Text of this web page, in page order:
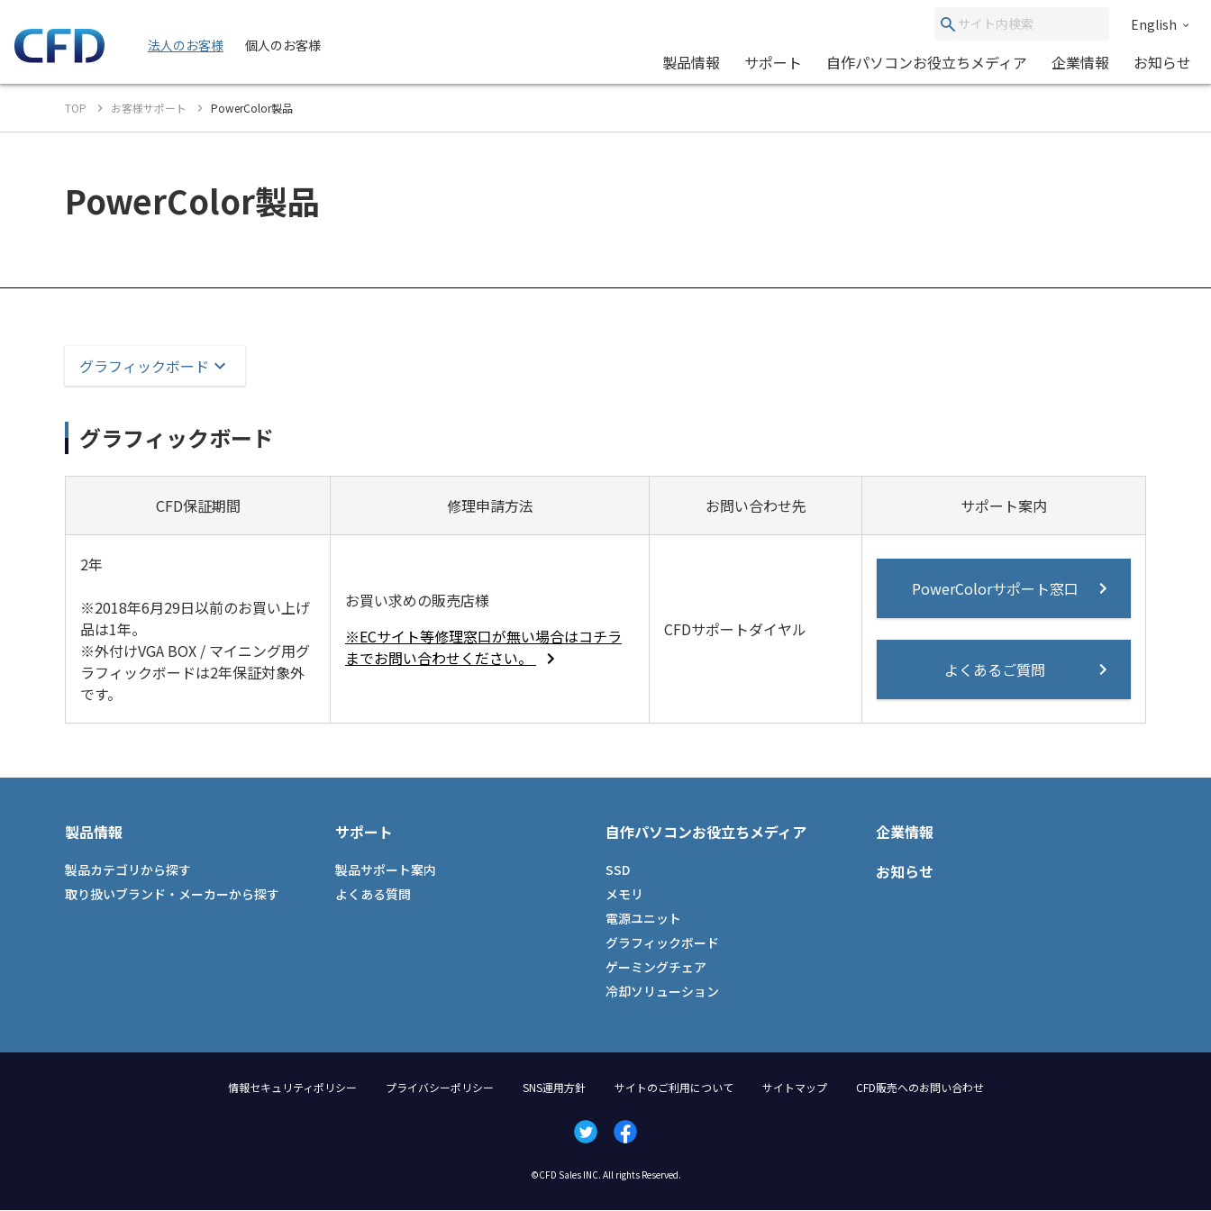
法人のお客様 個人のお客様
English
製品情報 サポート 自作パソコンお役立ちメディア 企業情報 お知らせ
TOP お客様サポート PowerColor製品
PowerColor製品
グラフィックボード
グラフィックボード
CFD保証期間 修理申請方法 お問い合わせ先 サポート案内
2年
※2018年6月29日以前のお買い上げ
品は1年。
※外付けVGA BOX / マイニング用グ
ラフィックボードは2年保証対象外
です。
お買い求めの販売店様
※ECサイト等修理窓口が無い場合はコチラ
までお問い合わせください。
CFDサポートダイヤル
PowerColorサポート窓口
よくあるご質問
製品情報
製品カテゴリから探す
取り扱いブランド・メーカーから探す
サポート
製品サポート案内
よくある質問
自作パソコンお役立ちメディア
SSD
メモリ
電源ユニット
グラフィックボード
ゲーミングチェア
冷却ソリューション
企業情報
お知らせ
情報セキュリティポリシー プライバシーポリシー SNS運用方針 サイトのご利用について サイトマップ CFD販売へのお問い合わせ
©CFD Sales INC. All rights Reserved.